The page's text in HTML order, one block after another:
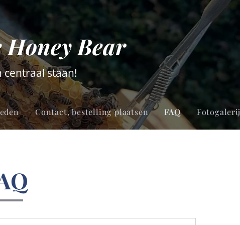
Bear
centraal staan!
Contact, bestelling plaatsen FAQ Fotogalerij